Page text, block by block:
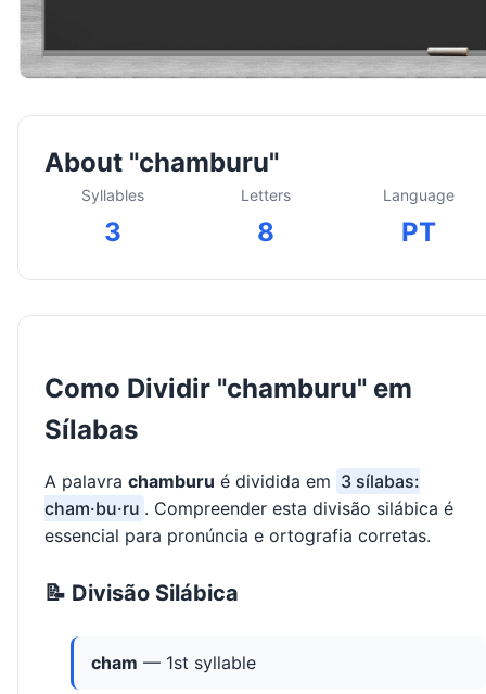
About "chamburu"
Syllables
3
Letters
8
Language
PT
Como Dividir "chamburu" em
Sílabas
A palavra chamburu é dividida em 3 sílabas:
cham·bu·ru . Compreender esta divisão silábica é
essencial para pronúncia e ortografia corretas.
📝 Divisão Silábica
cham — 1st syllable